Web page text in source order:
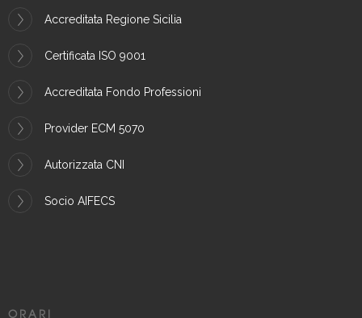
Accreditata Regione Sicilia
Certificata ISO 9001
Accreditata Fondo Professioni
Provider ECM 5070
Autorizzata CNI
Socio AIFECS
ORARI